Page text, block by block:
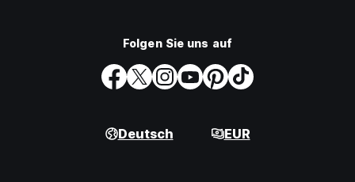
Folgen Sie uns auf
Deutsch EUR